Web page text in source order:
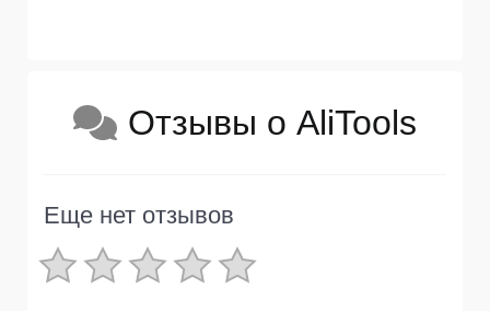
Отзывы о AliTools
Еще нет отзывов